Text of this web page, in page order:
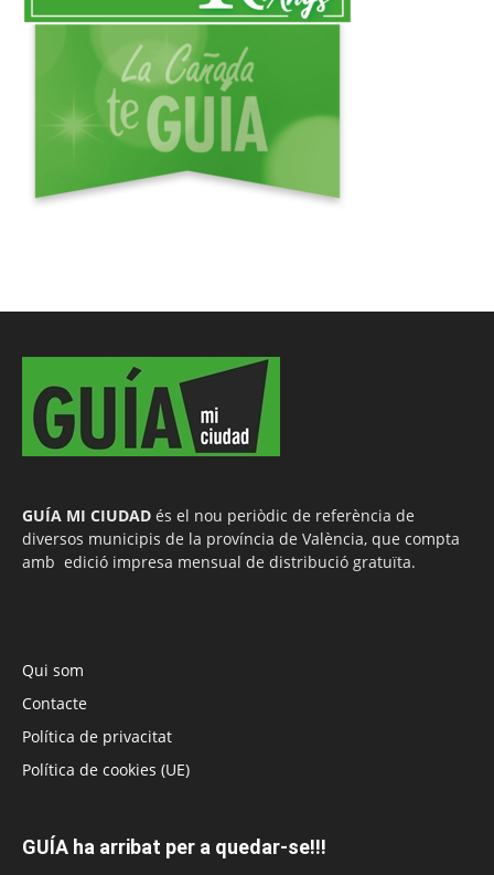
GUÍA MI CIUDAD és el nou periòdic de referència de
diversos municipis de la província de València, que compta
amb edició impresa mensual de distribució gratuïta.
Qui som
Contacte
Política de privacitat
Política de cookies (UE)
GUÍA ha arribat per a quedar-se!!!